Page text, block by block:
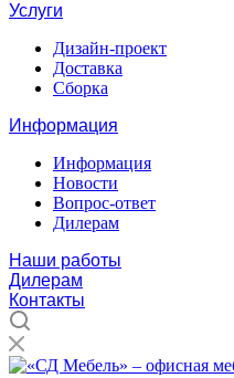
Услуги
Дизайн-проект
Доставка
Сборка
Информация
Информация
Новости
Вопрос-ответ
Дилерам
Наши работы
Дилерам
Контакты